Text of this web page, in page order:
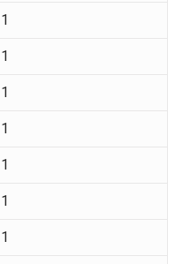
1
1
1
1
1
1
1